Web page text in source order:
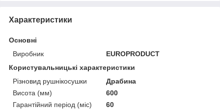
Характеристики
Основні
Виробник
EUROPRODUCT
Користувальницькі характеристики
Різновид рушнікосушки
Драбина
Висота (мм)
600
Гарантійний період (міс)
60